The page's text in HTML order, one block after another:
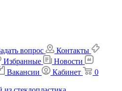
вопрос
Контакты
Избранные
Новости
Вакансии Кабинет
0